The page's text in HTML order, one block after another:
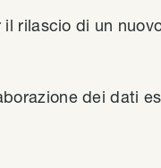
rilascio di un
dei dati